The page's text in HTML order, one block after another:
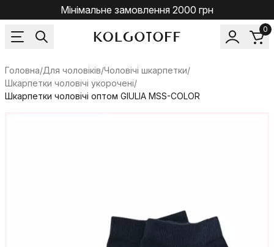
Мінімальне замовлення 2000 грн
0
Головна/Для чоловіків/Чоловічі шкарпетки/
Шкарпетки чоловічі укорочені/
Шкарпетки чоловічі оптом GIULIA MSS-COLOR